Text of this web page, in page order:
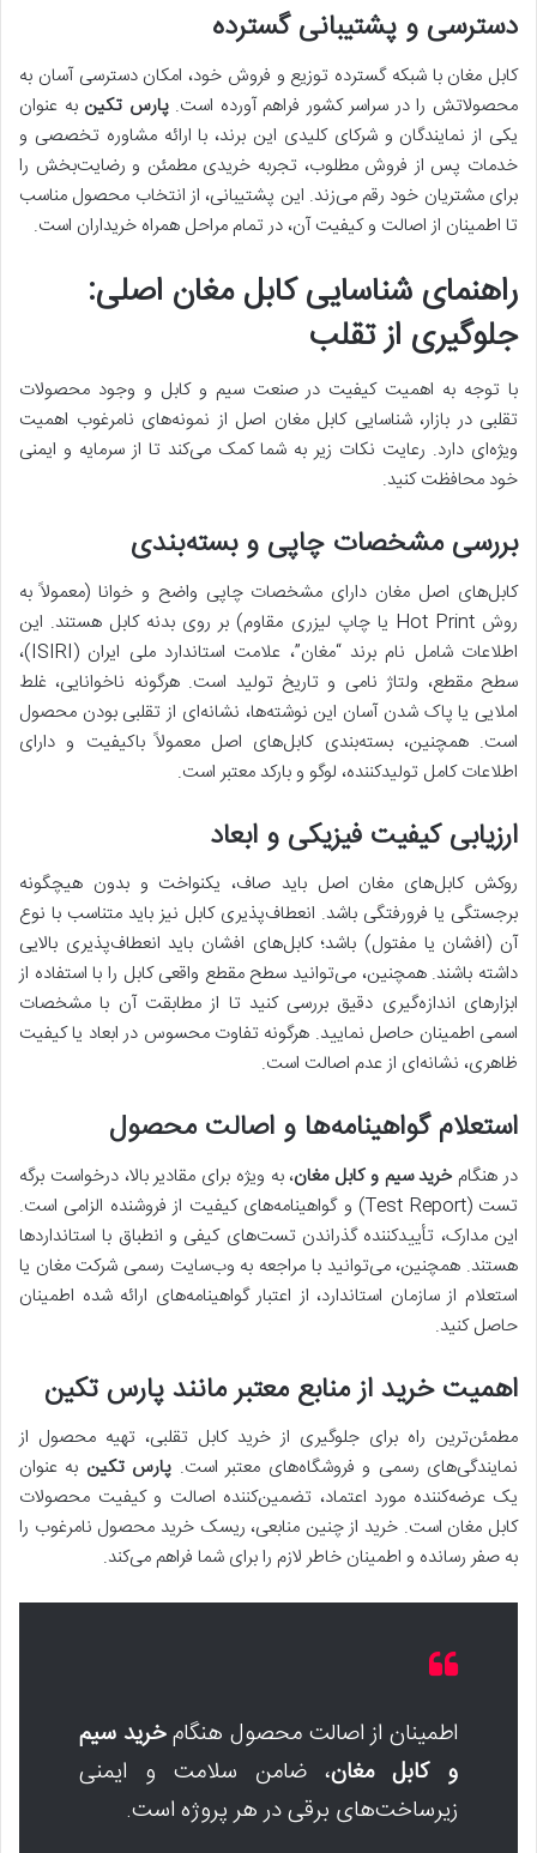
دسترسی و پشتیبانی گسترده
کابل مغان با شبکه گسترده توزیع و فروش خود، امکان دسترسی آسان به
محصولاتش را در سراسر کشور فراهم آورده است. پارس تکین به عنوان
یکی از نمایندگان و شرکای کلیدی این برند، با ارائه مشاوره تخصصی و
خدمات پس از فروش مطلوب، تجربه خریدی مطمئن و رضایت‌بخش را
برای مشتریان خود رقم می‌زند. این پشتیبانی، از انتخاب محصول مناسب
تا اطمینان از اصالت و کیفیت آن، در تمام مراحل همراه خریداران است.
راهنمای شناسایی کابل مغان اصلی:
جلوگیری از تقلب
با توجه به اهمیت کیفیت در صنعت سیم و کابل و وجود محصولات
تقلبی در بازار، شناسایی کابل مغان اصل از نمونه‌های نامرغوب اهمیت
ویژه‌ای دارد. رعایت نکات زیر به شما کمک می‌کند تا از سرمایه و ایمنی
خود محافظت کنید.
بررسی مشخصات چاپی و بسته‌بندی
کابل‌های اصل مغان دارای مشخصات چاپی واضح و خوانا (معمولاً به
روش Hot Print یا چاپ لیزری مقاوم) بر روی بدنه کابل هستند. این
اطلاعات شامل نام برند “مغان”، علامت استاندارد ملی ایران (ISIRI)،
سطح مقطع، ولتاژ نامی و تاریخ تولید است. هرگونه ناخوانایی، غلط
املایی یا پاک شدن آسان این نوشته‌ها، نشانه‌ای از تقلبی بودن محصول
است. همچنین، بسته‌بندی کابل‌های اصل معمولاً باکیفیت و دارای
اطلاعات کامل تولیدکننده، لوگو و بارکد معتبر است.
ارزیابی کیفیت فیزیکی و ابعاد
روکش کابل‌های مغان اصل باید صاف، یکنواخت و بدون هیچگونه
برجستگی یا فرورفتگی باشد. انعطاف‌پذیری کابل نیز باید متناسب با نوع
آن (افشان یا مفتول) باشد؛ کابل‌های افشان باید انعطاف‌پذیری بالایی
داشته باشند. همچنین، می‌توانید سطح مقطع واقعی کابل را با استفاده از
ابزارهای اندازه‌گیری دقیق بررسی کنید تا از مطابقت آن با مشخصات
اسمی اطمینان حاصل نمایید. هرگونه تفاوت محسوس در ابعاد یا کیفیت
ظاهری، نشانه‌ای از عدم اصالت است.
استعلام گواهینامه‌ها و اصالت محصول
در هنگام خرید سیم و کابل مغان، به ویژه برای مقادیر بالا، درخواست برگه
تست (Test Report) و گواهینامه‌های کیفیت از فروشنده الزامی است.
این مدارک، تأییدکننده گذراندن تست‌های کیفی و انطباق با استانداردها
هستند. همچنین، می‌توانید با مراجعه به وب‌سایت رسمی شرکت مغان یا
استعلام از سازمان استاندارد، از اعتبار گواهینامه‌های ارائه شده اطمینان
حاصل کنید.
اهمیت خرید از منابع معتبر مانندپارس تکین
مطمئن‌ترین راه برای جلوگیری از خرید کابل تقلبی، تهیه محصول از
نمایندگی‌های رسمی و فروشگاه‌های معتبر است. پارس تکین به عنوان
یک عرضه‌کننده مورد اعتماد، تضمین‌کننده اصالت و کیفیت محصولات
کابل مغان است. خرید از چنین منابعی، ریسک خرید محصول نامرغوب را
به صفر رسانده و اطمینان خاطر لازم را برای شما فراهم می‌کند.
اطمینان از اصالت محصول هنگامخرید سیم
و کابل مغان، ضامن سلامت و ایمنی
زیرساخت‌های برقی در هر پروژه است.